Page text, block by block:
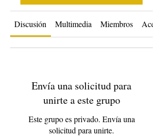
Discusión Multimedia Miembros Acerca
Envía una solicitud para
unirte a este grupo
Este grupo es privado. Envía una
solicitud para unirte.